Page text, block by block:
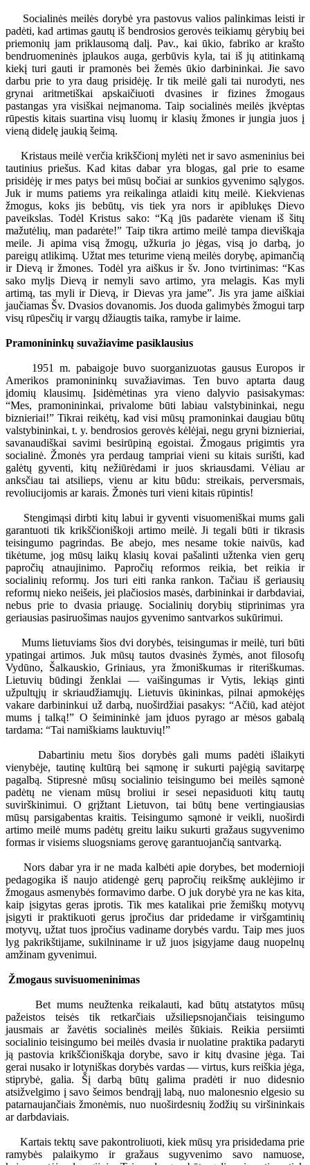
Socialinės meilės dorybė yra pastovus valios palinkimas leisti ir
padėti, kad artimas gautų iš bendrosios gerovės teikiamų gėrybių bei
priemonių jam priklausomą dalį. Pav., kai ūkio, fabriko ar krašto
bendruomeninės įplaukos auga, gerbūvis kyla, tai iš jų atitinkamą
kiekį turi gauti ir pramonės bei žemės ūkio darbininkai. Jie savo
darbu prie to yra daug prisidėję. Ir tik meilė gali tai nurodyti, nes
grynai aritmetiškai apskaičiuoti dvasines ir fizines žmogaus
pastangas yra visiškai neįmanoma. Taip socialinės meilės įkvėptas
rūpestis kitais suartina visų luomų ir klasių žmones ir jungia juos į
vieną didelę jaukią šeimą.
Kristaus meilė verčia krikščionį mylėti net ir savo asmeninius bei
tautinius priešus. Kad kitas dabar yra blogas, gal prie to esame
prisidėję ir mes patys bei mūsų bočiai ar sunkios gyvenimo sąlygos.
Juk ir mums patiems yra reikalinga atlaidi kitų meilė. Kiekvienas
žmogus, koks jis bebūtų, vis tiek yra nors ir apiblukęs Dievo
paveikslas. Todėl Kristus sako: “Ką jūs padarėte vienam iš šitų
mažutėlių, man padarėte!” Taip tikra artimo meilė tampa dieviškąja
meile. Ji apima visą žmogų, užkuria jo jėgas, visą jo darbą, jo
pareigų atlikimą. Užtat mes teturime vieną meilės dorybę, apimančią
ir Dievą ir žmones. Todėl yra aiškus ir šv. Jono tvirtinimas: “Kas
sako mylįs Dievą ir nemyli savo artimo, yra melagis. Kas myli
artimą, tas myli ir Dievą, ir Dievas yra jame”. Jis yra jame aiškiai
jaučiamas Šv. Dvasios dovanomis. Jos duoda galimybės žmogui tarp
visų rūpesčių ir vargų džiaugtis taika, ramybe ir laime.
Pramonininkų suvažiavime pasiklausius
1951 m. pabaigoje buvo suorganizuotas gausus Europos ir
Amerikos pramonininkų suvažiavimas. Ten buvo aptarta daug
įdomių klausimų. Įsidėmėtinas yra vieno dalyvio pasisakymas:
“Mes, pramonininkai, privalome būti labiau valstybininkai, negu
biznieriai!” Tikrai reikėtų, kad visi mūsų pramoninkai daugiau būtų
valstybininkai, t. y. bendrosios gerovės kėlėjai, negu gryni biznieriai,
savanaudiškai savimi besirūpiną egoistai. Žmogaus prigimtis yra
socialinė. Žmonės yra perdaug tampriai vieni su kitais surišti, kad
galėtų gyventi, kitų nežiūrėdami ir juos skriausdami. Vėliau ar
anksčiau tai atsilieps, vienu ar kitu būdu: streikais, perversmais,
revoliucijomis ar karais. Žmonės turi vieni kitais rūpintis!
Stengimąsi dirbti kitų labui ir gyventi visuomeniškai mums gali
garantuoti tik krikščioniškoji artimo meilė. Ji tegali būti ir tikrasis
teisingumo pagrindas. Be abejo, mes nesame tokie naivūs, kad
tikėtume, jog mūsų laikų klasių kovai pašalinti užtenka vien gerų
papročių atnaujinimo. Papročių reformos reikia, bet reikia ir
socialinių reformų. Jos turi eiti ranka rankon. Tačiau iš geriausių
reformų nieko neišeis, jei plačiosios masės, darbininkai ir darbdaviai,
nebus prie to dvasia priaugę. Socialinių dorybių stiprinimas yra
geriausias pasiruošimas naujos gyvenimo santvarkos sukūrimui.
Mums lietuviams šios dvi dorybės, teisingumas ir meilė, turi būti
ypatingai artimos. Juk mūsų tautos dvasinės žymės, anot filosofų
Vydūno, Šalkauskio, Griniaus, yra žmoniškumas ir riteriškumas.
Lietuvių būdingi ženklai — vaišingumas ir Vytis, lekiąs ginti
užpultųjų ir skriaudžiamųjų. Lietuvis ūkininkas, pilnai apmokėjęs
vakare darbininkui už darbą, nuoširdžiai pasakys: “Ačiū, kad atėjot
mums į talką!” O šeimininkė jam įduos pyrago ar mėsos gabalą
tardama: “Tai namiškiams lauktuvių!”
Dabartiniu metu šios dorybės gali mums padėti išlaikyti
vienybėje, tautinę kultūrą bei sąmonę ir sukurti pajėgią savitarpę
pagalbą. Stipresnė mūsų socialinio teisingumo bei meilės sąmonė
padėtų ne vienam mūsų broliui ir sesei nepasiduoti kitų tautų
suvirškinimui. O grįžtant Lietuvon, tai būtų bene vertingiausias
mūsų parsigabentas kraitis. Teisingumo sąmonė ir veikli, nuoširdi
artimo meilė mums padėtų greitu laiku sukurti gražaus sugyvenimo
formas ir visiems sluogsniams gerovę garantuojančią santvarką.
Nors dabar yra ir ne mada kalbėti apie dorybes, bet modernioji
pedagogika iš naujo atidengė gerų papročių reikšmę auklėjimo ir
žmogaus asmenybės formavimo darbe. O juk dorybė yra ne kas kita,
kaip įsigytas geras įprotis. Tik mes katalikai prie žemiškų motyvų
įsigyti ir praktikuoti gerus įpročius dar pridedame ir viršgamtinių
motyvų, užtat tuos įpročius vadiname dorybės vardu. Taip mes juos
lyg pakrikštijame, sukilniname ir už juos įsigyjame daug nuopelnų
amžinam gyvenimui.
Žmogaus suvisuomeninimas
Bet mums neužtenka reikalauti, kad būtų atstatytos mūsų
pažeistos teisės tik retkarčiais užsiliepsnojančiais teisingumo
jausmais ar žavėtis socialinės meilės šūkiais. Reikia persiimti
socialinio teisingumo bei meilės dvasia ir nuolatine praktika padaryti
ją pastovia krikščioniškąja dorybe, savo ir kitų dvasine jėga. Tai
gerai nusako ir lotyniškas dorybės vardas — virtus, kurs reiškia jėga,
stiprybė, galia. Šį darbą būtų galima pradėti ir nuo didesnio
atsižvelgimo į savo šeimos bendrąjį labą, nuo malonesnio elgesio su
patarnaujančiais žmonėmis, nuo nuoširdesnių žodžių su viršininkais
ar darbdaviais.
Kartais tektų save pakontroliuoti, kiek mūsų yra prisidedama prie
ramybės palaikymo ir gražaus sugyvenimo savo namuose,